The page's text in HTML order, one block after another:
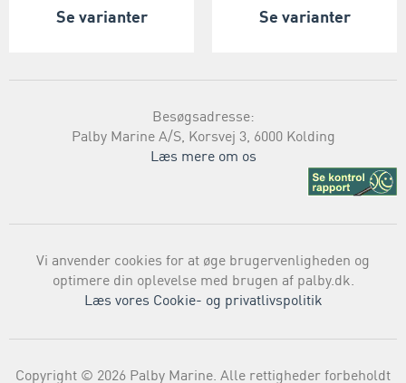
Se varianter Se varianter
Besøgsadresse:
Palby Marine A/S, Korsvej 3, 6000 Kolding
Læs mere om os
Vi anvender cookies for at øge brugervenligheden og
optimere din oplevelse med brugen af palby.dk.
Læs vores Cookie- og privatlivspolitik
Copyright © 2026 Palby Marine. Alle rettigheder forbeholdt